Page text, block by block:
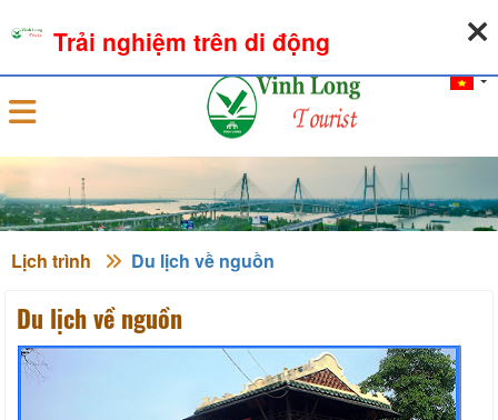
Đăng nhập
Lịch trình Du lịch về nguồn
Du lịch về nguồn
Trải nghiệm trên di động